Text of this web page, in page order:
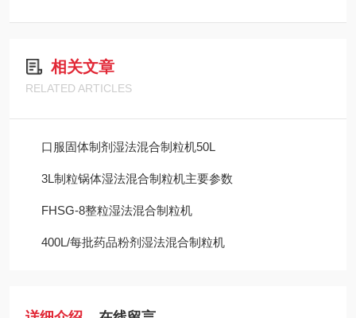
相关文章
RELATED ARTICLES
口服固体制剂湿法混合制粒机50L
3L制粒锅体湿法混合制粒机主要参数
FHSG-8整粒湿法混合制粒机
400L/每批药品粉剂湿法混合制粒机